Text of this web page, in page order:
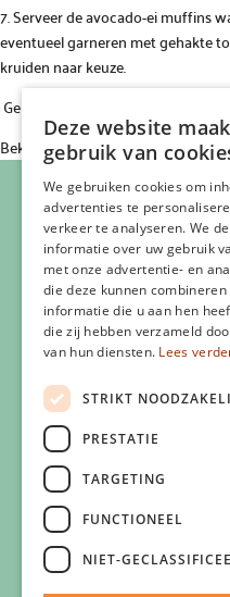
7. Serveer de avocado-ei muffins
eventueel garneren met gehakte
kruiden naar keuze.
Geniet ervan!
Bekijk hier het volledige recept
Eigen Zlim vestiging
Info voor artsen
Privacyverklaring
Klachtenregeling
Algemene voorwaarden
Deze website
gebruik van
We gebruiken cookies om
advertenties te
verkeer te analyseren. We
informatie over uw gebruik
met onze advertentie- en
die deze kunnen
informatie die u aan hen
die zij hebben verzameld
van hun diensten. Lees
STRIKT
PRESTATIE
TARGETING
FUNCTIONEEL
NIET-